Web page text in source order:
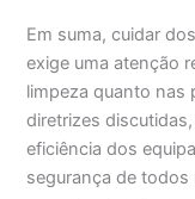
Em suma, cuidar
exige uma atenção
limpeza quanto nas
diretrizes
eficiência dos
segurança de